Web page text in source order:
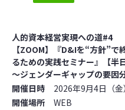
人的資本経営実現への道#4
【ZOOM】『D&Iを“方針”で
るための実践セミナー』【半日
～ジェンダーギャップの要因
開催日時
2026年9月4日（
開催場所
WEB